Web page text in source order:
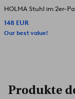
HOLMA Stuhl im 2er-
148 EUR
Our best value!
Produkte